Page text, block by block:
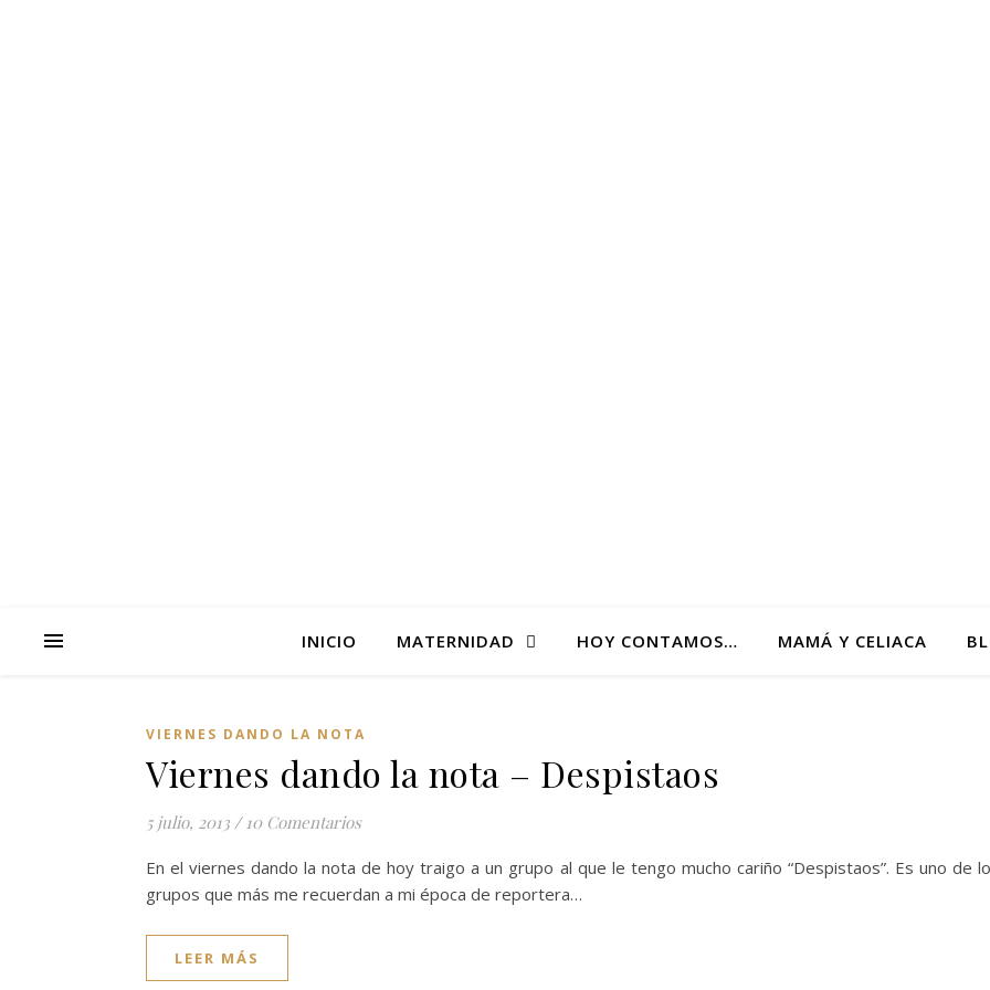
INICIO MATERNIDAD HOY CONTAMOS… MAMÁ Y CELIACA
VIERNES DANDO LA NOTA
Viernes dando la nota – Despistaos
5 julio, 2013 / 10 Comentarios
En el viernes dando la nota de hoy traigo a un grupo al que le tengo mucho cariño “Despistaos”. Es uno de
grupos que más me recuerdan a mi época de reportera…
LEER MÁS